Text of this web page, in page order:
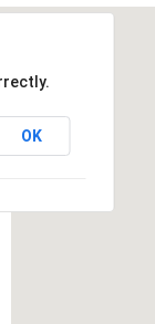
OK